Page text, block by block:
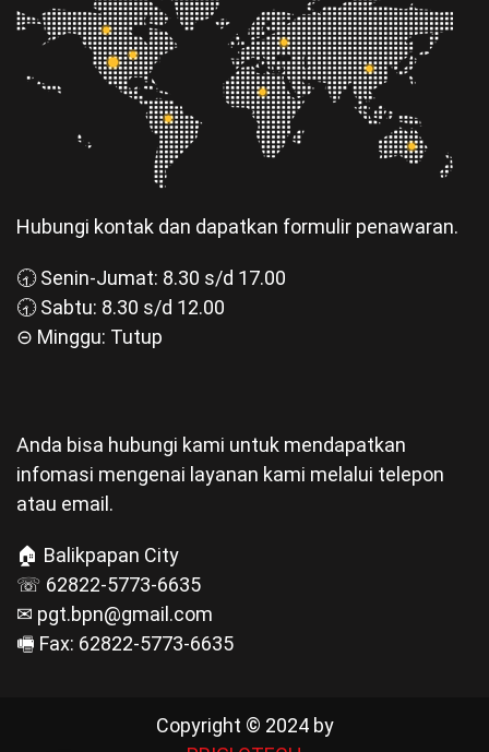
Hubungi kontak dan dapatkan formulir penawaran.
🕣 Senin-Jumat: 8.30 s/d 17.00
🕣 Sabtu: 8.30 s/d 12.00
⊝ Minggu: Tutup
Anda bisa hubungi kami untuk mendapatkan
infomasi mengenai layanan kami melalui telepon
atau email.
🏠 Balikpapan City
☏ 62822-5773-6635
✉ pgt.bpn@gmail.com
🖷 Fax: 62822-5773-6635
Copyright © 2024 by